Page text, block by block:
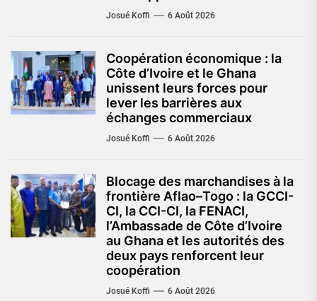
Josué Koffi 6 Août 2026
Coopération économique : la
Côte d’Ivoire et le Ghana
unissent leurs forces pour
lever les barrières aux
échanges commerciaux
Josué Koffi 6 Août 2026
Blocage des marchandises à la
frontière Aflao–Togo : la GCCI-
CI, la CCI-CI, la FENACI,
l’Ambassade de Côte d’Ivoire
au Ghana et les autorités des
deux pays renforcent leur
coopération
Josué Koffi 6 Août 2026